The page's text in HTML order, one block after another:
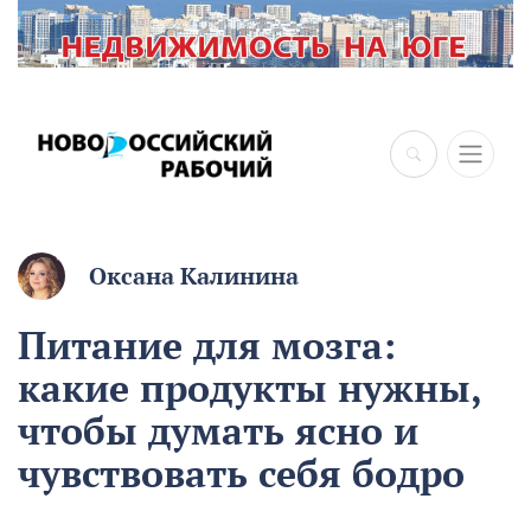
×
Оксана Калинина
Питание для мозга:
какие продукты нужны,
чтобы думать ясно и
чувствовать себя бодро